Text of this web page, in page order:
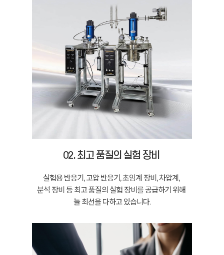
02. 최고 품질의 실험 장비
실험용 반응기, 고압 반응기, 초임계 장비, 차압계,
분석 장비 등 최고 품질의 실험 장비를 공급하기 위해
늘 최선을 다하고 있습니다.